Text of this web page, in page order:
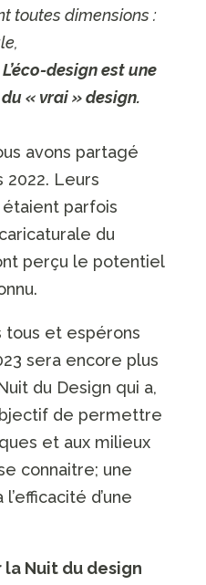
toutes dimensions :
L’éco-design est une
« vrai » design.
avons partagé
2022. Leurs
étaient parfois
du
perçu le potentiel
tous et espérons
sera encore plus
du Design qui a,
de permettre
et aux milieux
connaitre; une
d’une
la Nuit du design